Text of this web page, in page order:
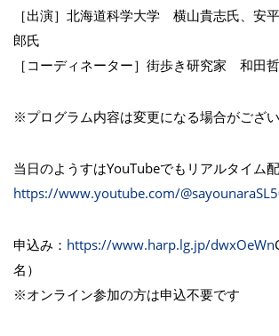
［出演］北海道科学大学 横山貴志氏、安
郎氏
［コーディネーター］街歩き研究家 和田
※プログラム内容は変更になる場合がござ
当日のようすはYouTubeでもリアルタイム
https://www.youtube.com/
申込み： https://www.harp.lg.jp/dwxOeWn
名）
※オンライン参加の方は申込不要です